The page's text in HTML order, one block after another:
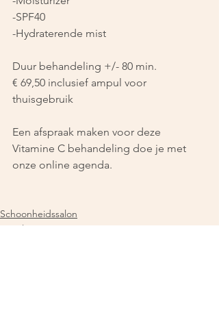
-SPF40
-Hydraterende mist
Duur behandeling +/- 80 min.
€ 69,50 inclusief ampul voor
thuisgebruik
Een afspraak maken voor deze
Vitamine C behandeling doe je met
onze online agenda.
Schoonheidssalon
Facial